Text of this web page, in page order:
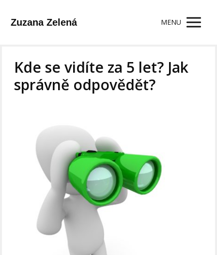
Zuzana Zelená MENU
Kde se vidíte za 5 let? Jak
správně odpovědět?